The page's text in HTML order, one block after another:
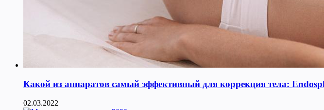
Какой из аппаратов самый эффективный для коррекция тела:
02.03.2022